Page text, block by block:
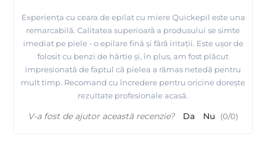
Experiența cu ceara de epilat cu miere Quickepil este una
remarcabilă. Calitatea superioară a produsului se simte
imediat pe piele - o epilare fină și fără iritații. Este ușor de
folosit cu benzi de hârtie și, în plus, am fost plăcut
impresionată de faptul că pielea a rămas netedă pentru
mult timp. Recomand cu încredere pentru oricine dorește
rezultate profesionale acasă.
V-a fost de ajutor această recenzie? Da Nu (0/0)